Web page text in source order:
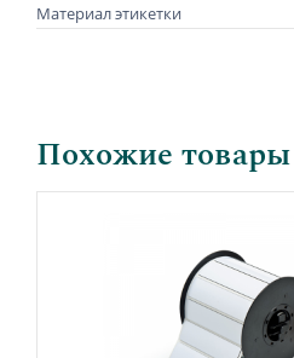
Материал этикетки
Похожие товары